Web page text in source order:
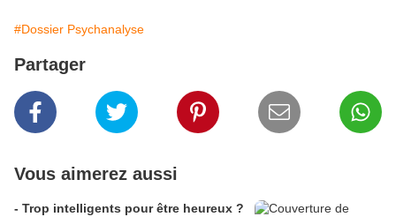
#Dossier Psychanalyse
Partager
Vous aimerez aussi
- Trop intelligents pour être heureux ?